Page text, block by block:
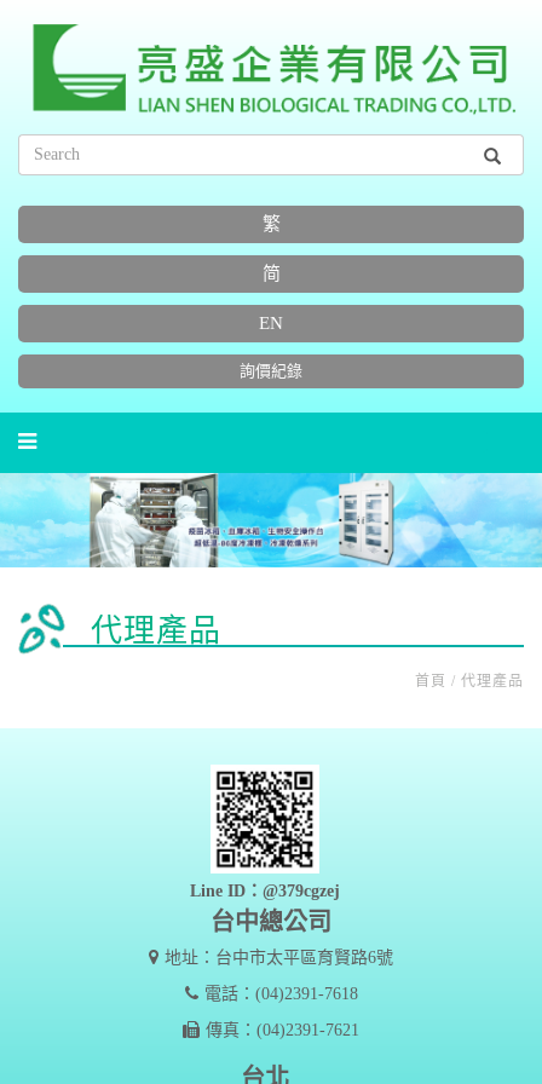
繁
简
EN
詢價紀錄
代理產品
首頁 / 代理產品
Line ID：@379cgzej
台中總公司
地址：台中市太平區育賢路6號
電話：(04)2391-7618
傳真：(04)2391-7621
台北